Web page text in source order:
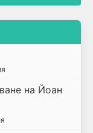
на Йоан